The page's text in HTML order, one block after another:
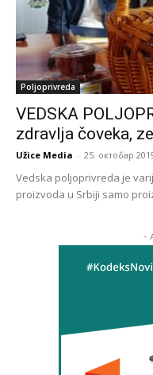
Poljoprivreda
VEDSKA
zdravlja čoveka,
Užice Media - 25. октобар
Vedska poljoprivreda je
proizvoda u Srbiji samo
-